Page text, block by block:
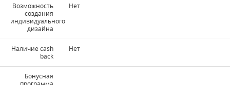
Возможность
создания
индивидуального
дизайна
Нет
Наличие cash
back
Нет
Бонусная